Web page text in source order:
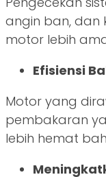
angin ban, dan
motor lebih
Efisiensi
Motor yang
pembakaran
lebih hemat